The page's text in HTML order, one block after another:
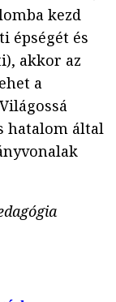
kezd
épségét és
akkor az
a
hatalom által